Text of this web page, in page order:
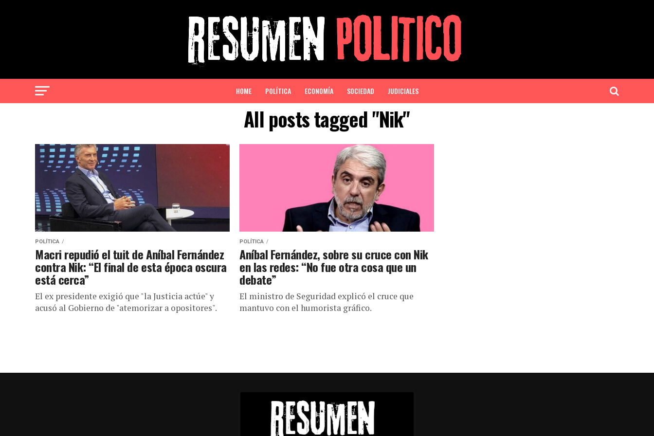
HOME POLÍTICA ECONOMÍA SOCIEDAD JUDICIALES
All posts tagged "Nik"
POLÍTICA
Macri repudió el tuit de Aníbal Fernández
contra Nik: “El final de esta época oscura
está cerca”
El ex presidente exigió que "la Justicia actúe" y
acusó al Gobierno de "atemorizar a opositores".
POLÍTICA
Aníbal Fernández, sobre su cruce con Nik
en las redes: “No fue otra cosa que un
debate”
El ministro de Seguridad explicó el cruce que
mantuvo con el humorista gráfico.